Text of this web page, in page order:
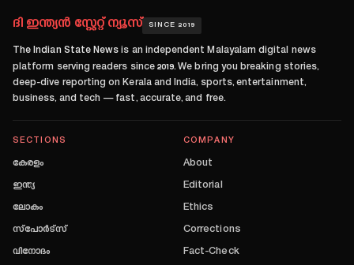
ദി ഇന്ത്യൻ സ്റ്റേറ്റ് ന്യൂസ് SINCE 2019
The Indian State News is an independent Malayalam digital news
platform serving readers since 2019. We bring you breaking stories,
deep-dive reporting on Kerala and India, sports, entertainment,
business, and tech — fast, accurate, and free.
SECTIONS
കേരളം
ഇന്ത്യ
ലോകം
സ്പോർട്സ്
വിനോദം
COMPANY
About
Editorial
Ethics
Corrections
Fact-Check